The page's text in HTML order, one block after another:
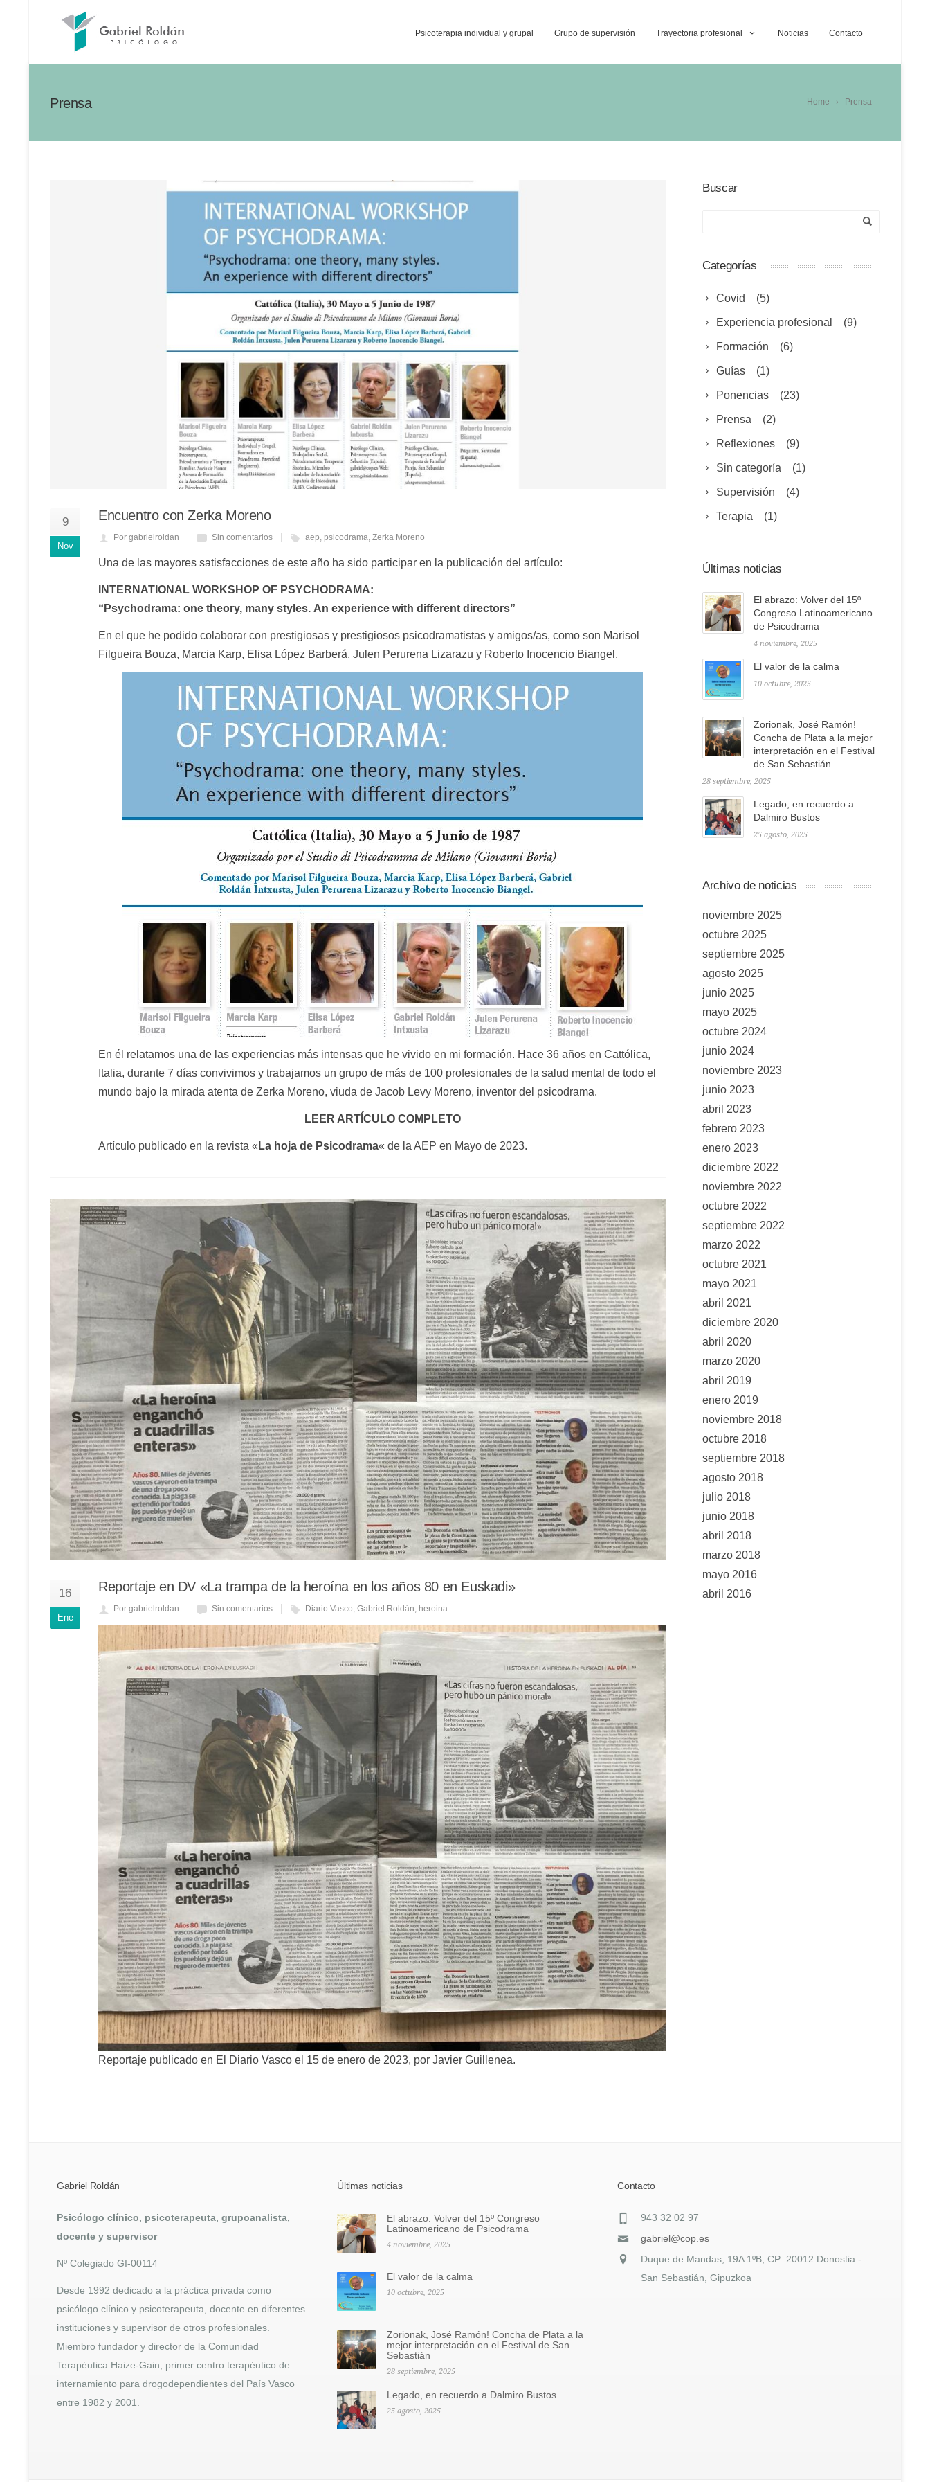
Psicoterapia individual y grupal Grupo de supervisión Trayectoria profesional Noticias Contacto
Home Prensa
Prensa
9
Nov
Encuentro con Zerka Moreno
Por gabrielroldan Sin comentarios aep psicodrama Zerka Moreno
Una de las mayores satisfacciones de este año ha sido participar en la publicación del artículo:
INTERNATIONAL WORKSHOP OF PSYCHODRAMA:
“Psychodrama: one theory, many styles. An experience with different directors”
En el que he podido colaborar con prestigiosas y prestigiosos psicodramatistas y amigos/as, como son Marisol
Filgueira Bouza, Marcia Karp, Elisa López Barberá, Julen Perurena Lizarazu y Roberto Inocencio Biangel.
En él relatamos una de las experiencias más intensas que he vivido en mi formación. Hace 36 años en Cattólica,
Italia, durante 7 días convivimos y trabajamos un grupo de más de 100 profesionales de la salud mental de todo el
mundo bajo la mirada atenta de Zerka Moreno, viuda de Jacob Levy Moreno, inventor del psicodrama.
LEER ARTÍCULO COMPLETO
Artículo publicado en la revista « La hoja de Psicodrama« de la AEP en Mayo de 2023.
16
Ene
Reportaje en DV «La trampa de la heroína en los años 80 en Euskadi»
Por gabrielroldan Sin comentarios Diario Vasco Gabriel Roldán heroina
Reportaje publicado en El Diario Vasco el 15 de enero de 2023, por Javier Guillenea.
Buscar
Categorías
Covid (5)
Experiencia profesional (9)
Formación (6)
Guías (1)
Ponencias (23)
Prensa (2)
Reflexiones (9)
Sin categoría (1)
Supervisión (4)
Terapia (1)
Últimas noticias
El abrazo: Volver del 15º
Congreso Latinoamericano
de Psicodrama
4 noviembre, 2025
El valor de la calma
10 octubre, 2025
Zorionak, José Ramón!
Concha de Plata a la mejor
interpretación en el Festival
de San Sebastián
28 septiembre, 2025
Legado, en recuerdo a
Dalmiro Bustos
25 agosto, 2025
Archivo de noticias
noviembre 2025
octubre 2025
septiembre 2025
agosto 2025
junio 2025
mayo 2025
octubre 2024
junio 2024
noviembre 2023
junio 2023
abril 2023
febrero 2023
enero 2023
diciembre 2022
noviembre 2022
octubre 2022
septiembre 2022
marzo 2022
octubre 2021
mayo 2021
abril 2021
diciembre 2020
abril 2020
marzo 2020
abril 2019
enero 2019
noviembre 2018
octubre 2018
septiembre 2018
agosto 2018
julio 2018
junio 2018
abril 2018
marzo 2018
mayo 2016
abril 2016
Gabriel Roldán
Psicólogo clínico, psicoterapeuta, grupoanalista,
docente y supervisor
Nº Colegiado GI-00114
Desde 1992 dedicado a la práctica privada como
psicólogo clínico y psicoterapeuta, docente en diferentes
instituciones y supervisor de otros profesionales.
Miembro fundador y director de la Comunidad
Terapéutica Haize-Gain, primer centro terapéutico de
internamiento para drogodependientes del País Vasco
entre 1982 y 2001.
Últimas noticias
El abrazo: Volver del 15º Congreso
Latinoamericano de Psicodrama
4 noviembre, 2025
El valor de la calma
10 octubre, 2025
Zorionak, José Ramón! Concha de Plata a la
mejor interpretación en el Festival de San
Sebastián
28 septiembre, 2025
Legado, en recuerdo a Dalmiro Bustos
25 agosto, 2025
Contacto
943 32 02 97
gabriel@cop.es
Duque de Mandas, 19A 1ºB, CP: 20012 Donostia -
San Sebastián, Gipuzkoa